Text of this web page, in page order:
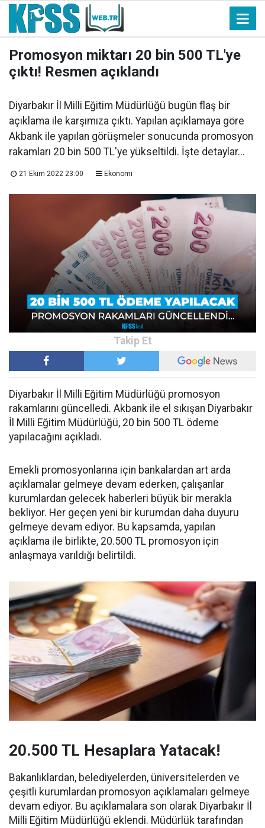
Promosyon miktarı 20 bin 500 TL'ye
çıktı! Resmen açıklandı
Diyarbakır İl Milli Eğitim Müdürlüğü bugün flaş bir
açıklama ile karşımıza çıktı. Yapılan açıklamaya göre
Akbank ile yapılan görüşmeler sonucunda promosyon
rakamları 20 bin 500 TL'ye yükseltildi. İşte detaylar...
21 Ekim 2022 23:00 Ekonomi
Diyarbakır İl Milli Eğitim Müdürlüğü promosyon
rakamlarını güncelledi. Akbank ile el sıkışan Diyarbakır
İl Milli Eğitim Müdürlüğü, 20 bin 500 TL ödeme
yapılacağını açıkladı.
Emekli promosyonlarına için bankalardan art arda
açıklamalar gelmeye devam ederken, çalışanlar
kurumlardan gelecek haberleri büyük bir merakla
bekliyor. Her geçen yeni bir kurumdan daha duyuru
gelmeye devam ediyor. Bu kapsamda, yapılan
açıklama ile birlikte, 20.500 TL promosyon için
anlaşmaya varıldığı belirtildi.
20.500 TL Hesaplara Yatacak!
Bakanlıklardan, belediyelerden, üniversitelerden ve
çeşitli kurumlardan promosyon açıklamaları gelmeye
devam ediyor. Bu açıklamalara son olarak Diyarbakır İl
Milli Eğitim Müdürlüğü eklendi. Müdürlük tarafından